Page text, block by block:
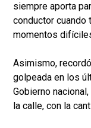
siempre aporta
conductor cuando
momentos
Asimismo,
golpeada en los
Gobierno
la calle, con la